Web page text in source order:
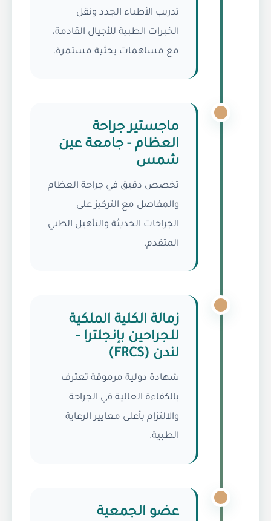
تدريب الأطباء الجدد ونقل
الخبرات الطبية للأجيال القادمة،
مع مساهمات بحثية مستمرة.
ماجستير جراحة
العظام - جامعة عين
شمس
تخصص دقيق في جراحة العظام
والمفاصل مع التركيز على
الجراحات الحديثة والتأهيل الطبي
المتقدم.
زمالة الكلية الملكية
للجراحين بإنجلترا -
لندن (FRCS)
شهادة دولية مرموقة تعترف
بالكفاءة العالية في الجراحة
والالتزام بأعلى معايير الرعاية
الطبية.
عضو الجمعية